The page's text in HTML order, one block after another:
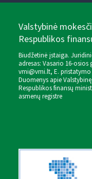
Valstybinė
Respublikos
Biudžetinė įstaiga.
adresas: Vasario 16-osios
vmi@vmi.lt, E. pristatymo
Duomenys apie
Respublikos finansų
asmenų registre